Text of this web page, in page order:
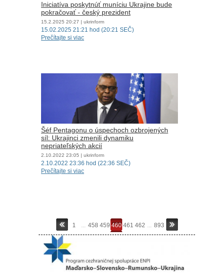
Iniciatíva poskytnúť muníciu Ukrajine bude
pokračovať - ​​český prezident
15.2.2025 20:27 | ukrinform
15.02.2025 21:21 hod (20:21 SEČ)
Prečítajte si viac
Šéf Pentagonu o úspechoch ozbrojených
síl: Ukrajinci zmenili dynamiku
nepriateľských akcií
2.10.2022 23:05 | ukrinform
2.10.2022 23:36 hod (22:36 SEČ)
Prečítajte si viac
1 ... 458 459 460 461 462 ... 893